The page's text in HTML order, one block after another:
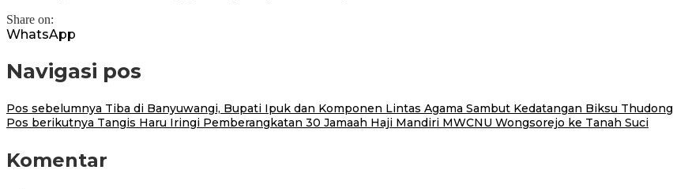
Share on:
WhatsApp
Navigasi pos
Pos sebelumnya Tiba di Banyuwangi, Bupati Ipuk dan Komponen Lintas Agama Sambut Kedatangan Biksu Thudong
Pos berikutnya Tangis Haru Iringi Pemberangkatan 30 Jamaah Haji Mandiri MWCNU Wongsorejo ke Tanah Suci
Komentar